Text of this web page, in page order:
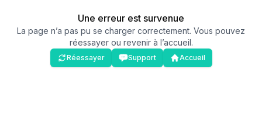
Une erreur est survenue
La page n’a pas pu se charger correctement. Vous pouvez
réessayer ou revenir à l’accueil.
Réessayer Support Accueil